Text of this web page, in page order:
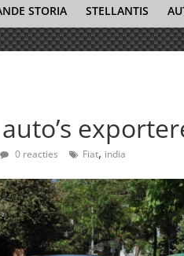
STORIA STELLANTIS
0 reacties Fiat, india